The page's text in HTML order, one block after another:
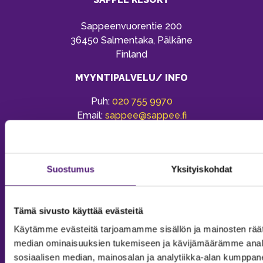
Suostumus Yksityiskohdat
Tämä sivusto käyttää evästeitä
Käytämme evästeitä tarjoamamme sisällön ja mainosten
median ominaisuuksien tukemiseen ja kävijämäärämme
sosiaalisen median, mainosalan ja analytiikka-alan
Sappeenvuorentie 200
36450 Salmentaka, Pälkäne
Finland
MYYNTIPALVELU/ INFO
Puh: 020 755 9970
Email: sappee@sappee.fi